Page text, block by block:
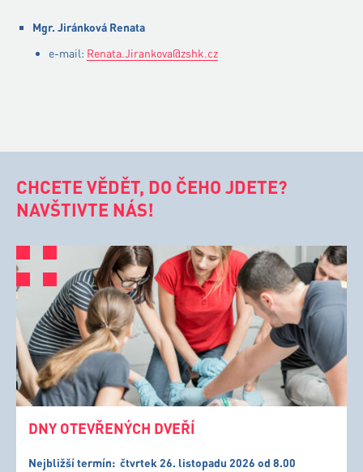
Mgr. Jiránková Renata
e-mail: Renata.Jirankova@zshk.cz
CHCETE VĚDĚT, DO ČEHO JDETE?
NAVŠTIVTE NÁS!
DNY OTEVŘENÝCH DVEŘÍ
Nejbližší termín: čtvrtek 26. listopadu 2026 od 8.00